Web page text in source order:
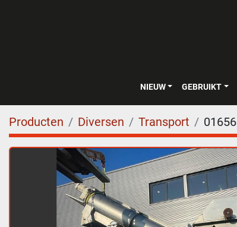
NIEUW GEBRUIKT
Producten Diversen Transport 01656